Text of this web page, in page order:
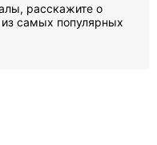
расскажите о
самых популярных